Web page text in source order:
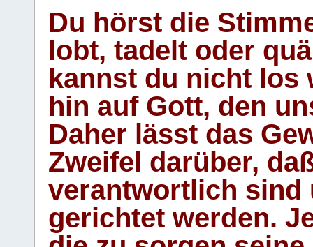
Du hörst die
lobt, tadelt oder
kannst du nicht los
hin auf Gott, den
Daher lässt das
Zweifel darüber,
verantwortlich sind
gerichtet werden.